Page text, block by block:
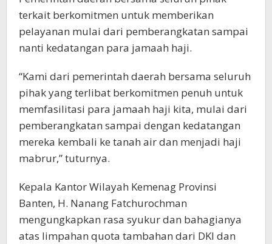
terkait berkomitmen untuk memberikan
pelayanan mulai dari pemberangkatan sampai
nanti kedatangan para jamaah haji.
“Kami dari pemerintah daerah bersama seluruh
pihak yang terlibat berkomitmen penuh untuk
memfasilitasi para jamaah haji kita, mulai dari
pemberangkatan sampai dengan kedatangan
mereka kembali ke tanah air dan menjadi haji
mabrur,” tuturnya.
Kepala Kantor Wilayah Kemenag Provinsi
Banten, H. Nanang Fatchurochman
mengungkapkan rasa syukur dan bahagianya
atas limpahan quota tambahan dari DKI dan